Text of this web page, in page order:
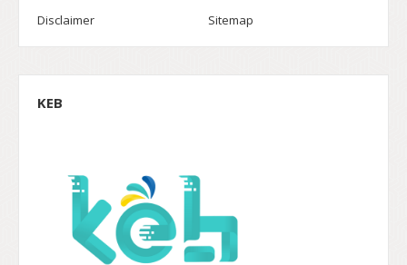
Disclaimer Sitemap
KEB